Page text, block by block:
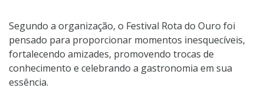
Segundo a organização, o Festival Rota do Ouro foi
pensado para proporcionar momentos inesquecíveis,
fortalecendo amizades, promovendo trocas de
conhecimento e celebrando a gastronomia em sua
essência.